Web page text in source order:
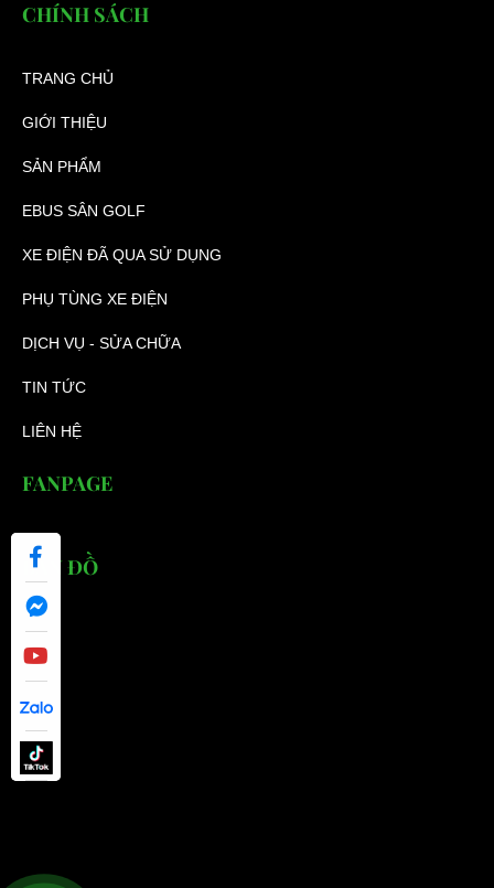
CHÍNH SÁCH
TRANG CHỦ
GIỚI THIỆU
SẢN PHẨM
EBUS SÂN GOLF
XE ĐIỆN ĐÃ QUA SỬ DỤNG
PHỤ TÙNG XE ĐIỆN
DỊCH VỤ - SỬA CHỮA
TIN TỨC
LIÊN HỆ
FANPAGE
BẢN ĐỒ